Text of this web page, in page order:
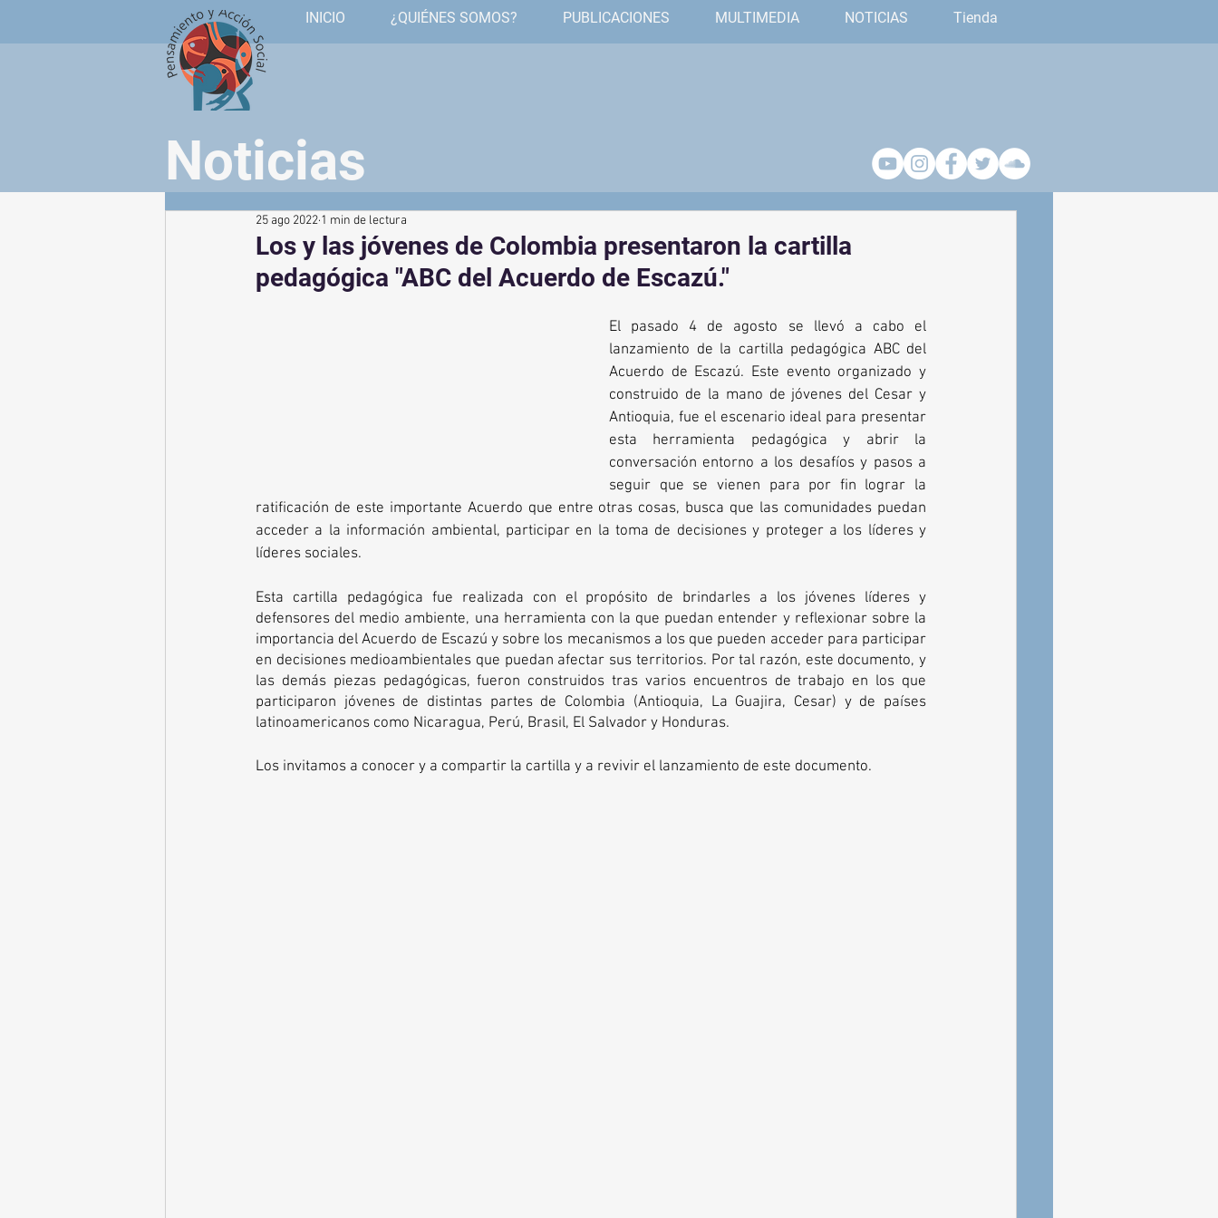
INICIO ¿QUIÉNES SOMOS? PUBLICACIONES MULTIMEDIA NOTICIAS Tienda
Noticias
Los y las jóvenes de Colombia presentaron la cartilla
pedagógica "ABC del Acuerdo de Escazú."
25 ago 2022 1 min de lectura
El pasado 4 de agosto se llevó a cabo el
lanzamiento de la cartilla pedagógica ABC del
Acuerdo de Escazú. Este evento organizado y
construido de la mano de jóvenes del Cesar y
Antioquia, fue el escenario ideal para presentar
esta herramienta pedagógica y abrir la
conversación entorno a los desafíos y pasos a
seguir que se vienen para por fin lograr la
ratificación de este importante Acuerdo que entre otras cosas, busca que las comunidades puedan
acceder a la información ambiental, participar en la toma de decisiones y proteger a los líderes y
líderes sociales.
Esta cartilla pedagógica fue realizada con el propósito de brindarles a los jóvenes líderes y
defensores del medio ambiente, una herramienta con la que puedan entender y reflexionar sobre la
importancia del Acuerdo de Escazú y sobre los mecanismos a los que pueden acceder para participar
en decisiones medioambientales que puedan afectar sus territorios. Por tal razón, este documento, y
las demás piezas pedagógicas, fueron construidos tras varios encuentros de trabajo en los que
participaron jóvenes de distintas partes de Colombia (Antioquia, La Guajira, Cesar) y de países
latinoamericanos como Nicaragua, Perú, Brasil, El Salvador y Honduras.
Los invitamos a conocer y a compartir la cartilla y a revivir el lanzamiento de este documento.